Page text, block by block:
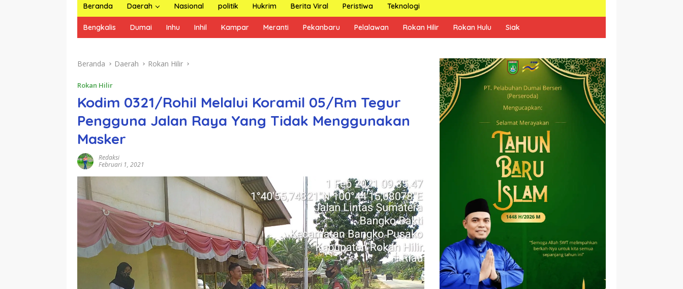
Beranda Daerah Nasional politik Hukrim Berita Viral Peristiwa Teknologi
Bengkalis Dumai Inhu Inhil Kampar Meranti Pekanbaru Pelalawan Rokan Hilir Rokan Hulu Siak
Beranda Daerah Rokan Hilir
Rokan Hilir
Kodim 0321/Rohil Melalui Koramil 05/Rm Tegur
Pengguna Jalan Raya Yang Tidak Menggunakan
Masker
Redaksi
Februari 1, 2021